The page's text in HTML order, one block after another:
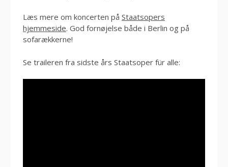
Læs mere om koncerten på Staatsopers
hjemmeside. God fornøjelse både i Berlin og på
sofarækkerne!
Se traileren fra sidste års Staatsoper für alle: